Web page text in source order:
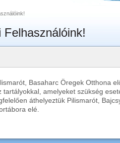
Basaharc Öregek Otthona
amelyeket szükség
áthelyeztük Pilismarót,
elé.